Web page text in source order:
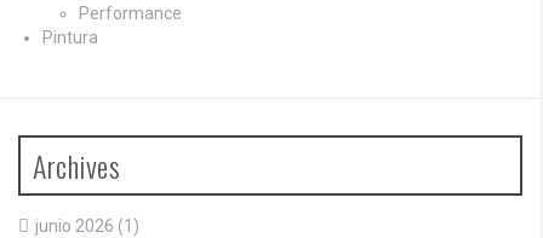
Performance
Pintura
Archives
junio 2026 (1)